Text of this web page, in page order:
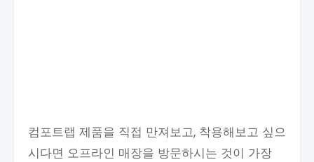
컴포트랩 제품을 직접 만져보고, 착용해보고 싶으
시다면 오프라인 매장을 방문하시는 것이 가장